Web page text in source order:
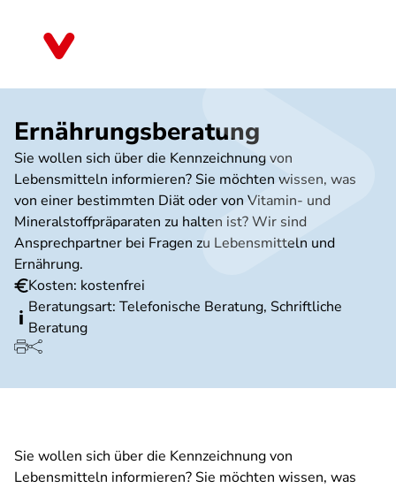
Ernährungsberatung
Sie wollen sich über die Kennzeichnung von
Lebensmitteln informieren? Sie möchten wissen, was
von einer bestimmten Diät oder von Vitamin- und
Mineralstoffpräparaten zu halten ist? Wir sind
Ansprechpartner bei Fragen zu Lebensmitteln und
Ernährung.
Kosten: kostenfrei
Beratungsart: Telefonische Beratung, Schriftliche
Beratung
Sie wollen sich über die Kennzeichnung von
Lebensmitteln informieren? Sie möchten wissen, was